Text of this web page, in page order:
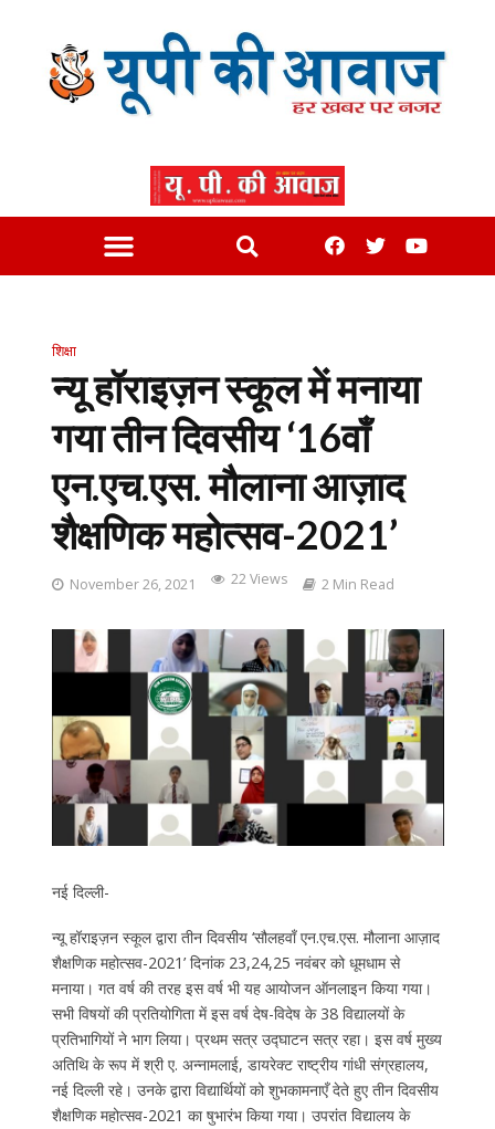
शिक्षा
न्यू हॉराइज़न स्कूल में मनाया
गया तीन दिवसीय ‘16वाँ
एन.एच.एस. मौलाना आज़ाद
शैक्षणिक महोत्सव-2021’
November 26, 2021 22 Views 2 Min Read
नई दिल्ली-
न्यू हॉराइज़न स्कूल द्वारा तीन दिवसीय ‘सौलहवाँ एन.एच.एस. मौलाना आज़ाद
शैक्षणिक महोत्सव-2021’ दिनांक 23,24,25 नवंबर को धूमधाम से
मनाया। गत वर्ष की तरह इस वर्ष भी यह आयोजन ऑनलाइन किया गया।
सभी विषयों की प्रतियोगिता में इस वर्ष देष-विदेष के 38 विद्यालयों के
प्रतिभागियों ने भाग लिया। प्रथम सत्र उद्घाटन सत्र रहा। इस वर्ष मुख्य
अतिथि के रूप में श्री ए. अन्नामलाई, डायरेक्ट राष्ट्रीय गांधी संग्रहालय,
नई दिल्ली रहे। उनके द्वारा विद्यार्थियों को शुभकामनाएँ देते हुए तीन दिवसीय
शैक्षणिक महोत्सव-2021 का षुभारंभ किया गया। उपरांत विद्यालय के